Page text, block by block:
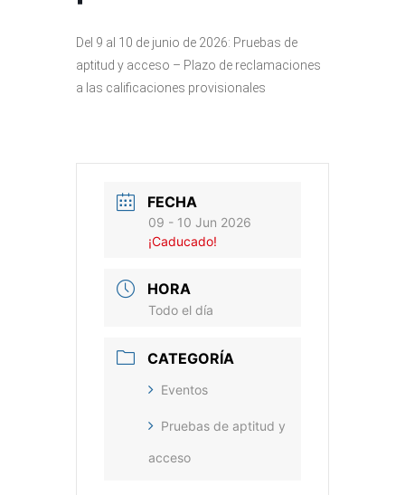
Del 9 al 10 de junio de 2026: Pruebas de
aptitud y acceso – Plazo de reclamaciones
a las calificaciones provisionales
FECHA
09 - 10 Jun 2026
¡Caducado!
HORA
Todo el día
CATEGORÍA
Eventos
Pruebas de aptitud y
acceso